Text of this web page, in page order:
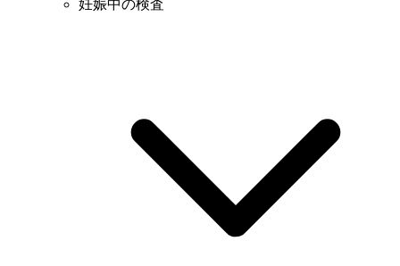
妊娠中の検査